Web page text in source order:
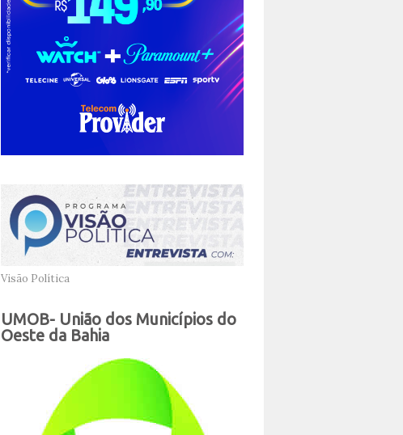
Visão Política
UMOB- União dos Municípios do
Oeste da Bahia